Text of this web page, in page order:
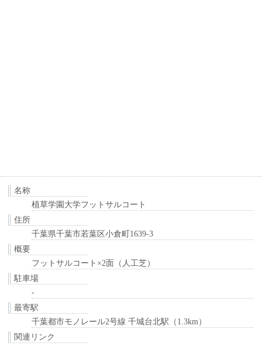
名称
植草学園大学フットサルコート
住所
千葉県千葉市若葉区小倉町1639-3
概要
フットサルコート×2面（人工芝）
駐車場
-
最寄駅
千葉都市モノレール2号線 千城台北駅（1.3km）
関連リンク